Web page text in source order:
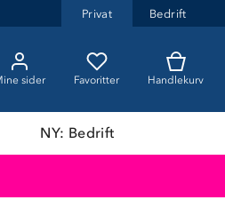
Privat Bedrift
sider Favoritter Handlekurv
NY: Bedrift